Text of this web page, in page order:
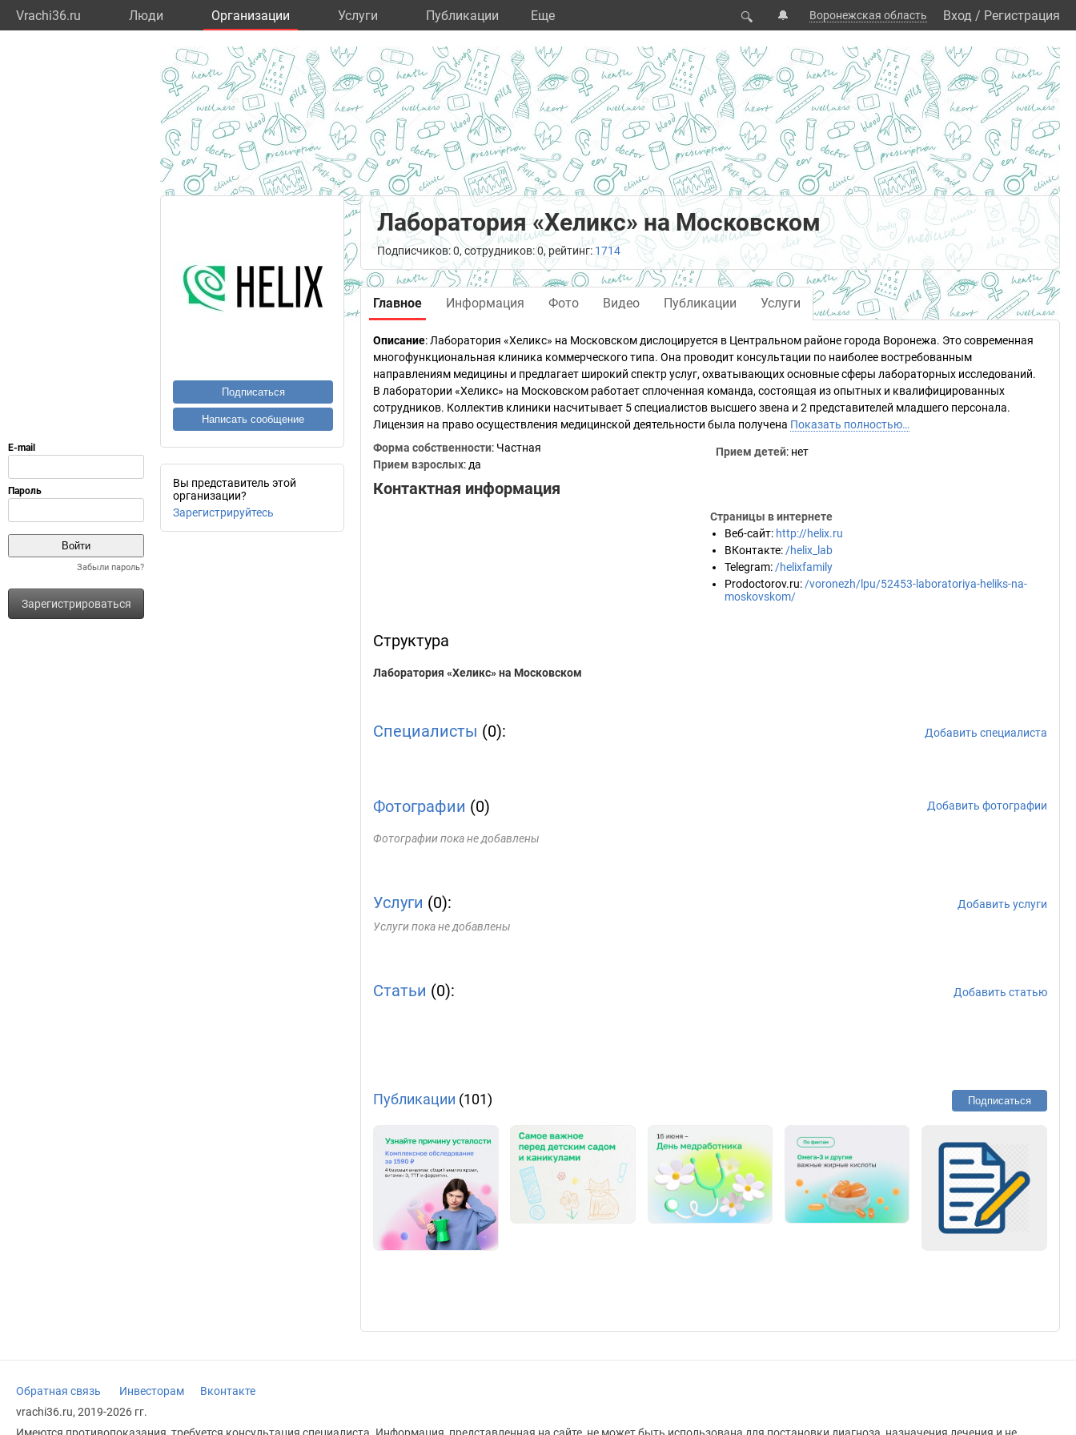
Vrachi36.ru Люди Организации Услуги Публикации Eще 🔍 🔔 Воронежская область Вход / Регистрация
Забыли пароль?
Зарегистрироваться
Подписаться
Написать сообщение
Вы представитель этой
организации?
Зарегистрируйтесь
Лаборатория «Хеликс» на Московском
Подписчиков: 0, сотрудников: 0, рейтинг: 1714
Главное Информация Фото Видео Публикации Услуги
Описание: Лаборатория «Хеликс» на Московском дислоцируется в Центральном районе города Воронежа. Это современная
многофункциональная клиника коммерческого типа. Она проводит консультации по наиболее востребованным
направлениям медицины и предлагает широкий спектр услуг, охватывающих основные сферы лабораторных исследований.
В лаборатории «Хеликс» на Московском работает сплоченная команда, состоящая из опытных и квалифицированных
сотрудников. Коллектив клиники насчитывает 5 специалистов высшего звена и 2 представителей младшего персонала.
Лицензия на право осуществления медицинской деятельности была получена Показать полностью…
Форма собственности: Частная
Прием взрослых: да
Прием детей: нет
Контактная информация
Страницы в интернете
Веб-сайт: http://helix.ru
ВКонтакте: /helix_lab
Telegram: /helixfamily
Prodoctorov.ru: /voronezh/lpu/52453-laboratoriya-heliks-na-
moskovskom/
Структура
Лаборатория «Хеликс» на Московском
Специалисты (0): Добавить специалиста
Фотографии (0) Добавить фотографии
Фотографии пока не добавлены
Услуги (0):
Добавить услуги
Услуги пока не добавлены
Статьи (0): Добавить статью
Публикации (101) Подписаться
Обратная связь Инвесторам
Вконтакте
vrachi36.ru, 2019-2026 гг.
Имеются противопоказания, требуется консультация специалиста. Информация, представленная на сайте, не может быть использована для постановки диагноза, назначения лечения и не